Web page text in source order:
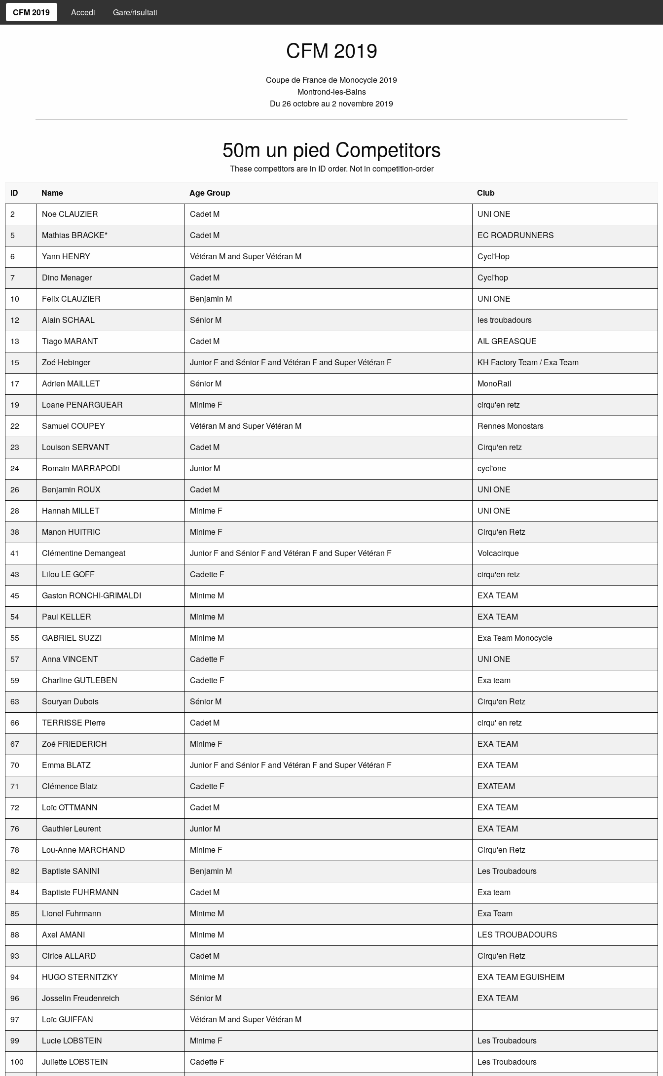
CFM 2019 Accedi Gare/risultati
CFM 2019
Coupe de France de Monocycle 2019
Montrond-les-Bains
Du 26 octobre au 2 novembre 2019
50m un pied Competitors
These competitors are in ID order. Not in competition-order
ID Name Age Group
Club
2
Noe CLAUZIER Cadet M
UNI ONE
5
Mathias BRACKE* Cadet M
EC ROADRUNNERS
6
Yann HENRY Vétéran M and Super Vétéran M
Cycl'Hop
7
Dino Menager Cadet M
Cycl'hop
10
Felix CLAUZIER Benjamin M
UNI ONE
12
Alain SCHAAL Sénior M
les troubadours
13
Tiago MARANT Cadet M
AIL GREASQUE
15
Zoé Hebinger Junior F and Sénior F and Vétéran F and Super Vétéran F
KH Factory Team / Exa Team
17
Adrien MAILLET Sénior M
MonoRail
19
Loane PENARGUEAR Minime F
cirqu'en retz
22
Samuel COUPEY Vétéran M and Super Vétéran M
Rennes Monostars
23
Louison SERVANT Cadet M
Cirqu'en retz
24
Romain MARRAPODI Junior M
cycl'one
26
Benjamin ROUX Cadet M
UNI ONE
28
Hannah MILLET Minime F
UNI ONE
38
Manon HUITRIC Minime F
Cirqu'en Retz
41
Clémentine Demangeat Junior F and Sénior F and Vétéran F and Super Vétéran F
Volcacirque
43
Lilou LE GOFF Cadette F
cirqu'en retz
45
Gaston RONCHI-GRIMALDI Minime M
EXA TEAM
54
Paul KELLER Minime M
EXA TEAM
55
GABRIEL SUZZI Minime M
Exa Team Monocycle
57
Anna VINCENT Cadette F
UNI ONE
59
Charline GUTLEBEN Cadette F
Exa team
63
Souryan Dubois Sénior M
Cirqu'en Retz
66
TERRISSE Pierre Cadet M
cirqu' en retz
67
Zoé FRIEDERICH Minime F
EXA TEAM
70
Emma BLATZ Junior F and Sénior F and Vétéran F and Super Vétéran F
EXA TEAM
71
Clémence Blatz Cadette F
EXATEAM
72
Loïc OTTMANN Cadet M
EXA TEAM
76
Gauthier Leurent Junior M
EXA TEAM
78
Lou-Anne MARCHAND Minime F
Cirqu'en Retz
82
Baptiste SANINI Benjamin M
Les Troubadours
84
Baptiste FUHRMANN Cadet M
Exa team
85
Lionel Fuhrmann Minime M
Exa Team
88
Axel AMANI Minime M
LES TROUBADOURS
93
Cirice ALLARD Cadet M
Cirqu'en Retz
94
HUGO STERNITZKY Minime M
EXA TEAM EGUISHEIM
96
Josselin Freudenreich Sénior M
EXA TEAM
97
Loïc GUIFFAN
Vétéran M and Super Vétéran M
99
Lucie LOBSTEIN Minime F
Les Troubadours
100
Juliette LOBSTEIN Cadette F
Les Troubadours